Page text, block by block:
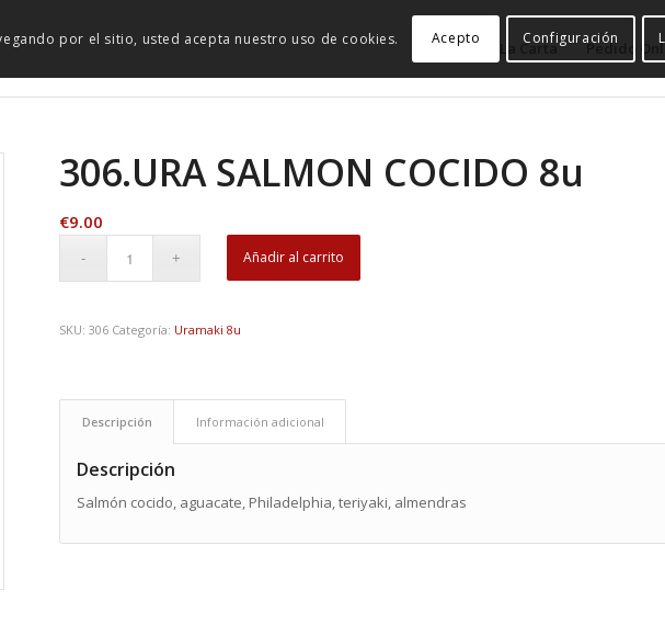
La Carta Pedido
306.URA SALMON COCIDO 8u
€9.00
Añadir al carrito
SKU:306 Categoría: Uramaki 8u
Descripción Información adicional
Descripción
Salmón cocido, aguacate, Philadelphia, teriyaki, almendras
por el sitio, usted acepta nuestro uso de cookies. Acepto Configuración